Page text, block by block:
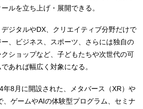
ルを立ち上げ・展開できる。
ジタルやDX、クリエイティブ分野だけで
、ビジネス、スポーツ、さらには独自の
ショップなど、子どもたちや次世代の可
あれば幅広く対象になる。
年8月に開設された、メタバース（XR）や
、ゲームやAIの体験型プログラム、セミナ